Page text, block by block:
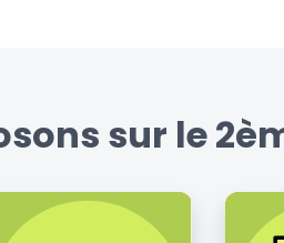
sur le